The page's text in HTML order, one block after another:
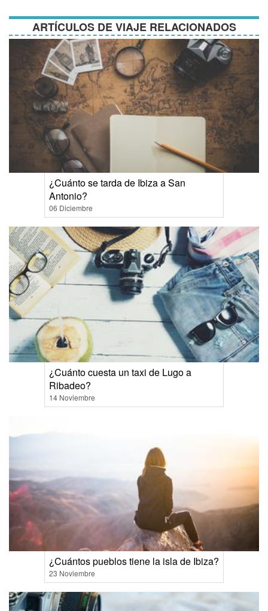
ARTÍCULOS DE VIAJE RELACIONADOS
¿Cuánto se tarda de Ibiza a San
Antonio?
06 Diciembre
¿Cuánto cuesta un taxi de Lugo a
Ribadeo?
14 Noviembre
¿Cuántos pueblos tiene la isla de Ibiza?
23 Noviembre